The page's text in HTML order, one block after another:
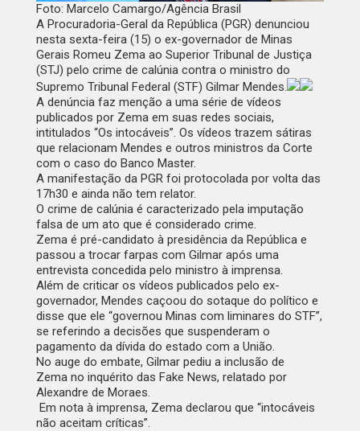
Foto: Marcelo Camargo/Agência Brasil
A Procuradoria-Geral da República (PGR) denunciou
nesta sexta-feira (15) o ex-governador de Minas
Gerais Romeu Zema ao Superior Tribunal de Justiça
(STJ) pelo crime de calúnia contra o ministro do
Supremo Tribunal Federal (STF) Gilmar Mendes.
A denúncia faz menção a uma série de vídeos
publicados por Zema em suas redes sociais,
intitulados “Os intocáveis”. Os vídeos trazem sátiras
que relacionam Mendes e outros ministros da Corte
com o caso do Banco Master.
A manifestação da PGR foi protocolada por volta das
17h30 e ainda não tem relator.
O crime de calúnia é caracterizado pela imputação
falsa de um ato que é considerado crime.
Zema é pré-candidato à presidência da República e
passou a trocar farpas com Gilmar após uma
entrevista concedida pelo ministro à imprensa.
Além de criticar os vídeos publicados pelo ex-
governador, Mendes caçoou do sotaque do político e
disse que ele “governou Minas com liminares do STF”,
se referindo a decisões que suspenderam o
pagamento da dívida do estado com a União.
No auge do embate, Gilmar pediu a inclusão de
Zemano inquérito das Fake News, relatado por
Alexandre de Moraes.
Em nota à imprensa, Zema declarou que “intocáveis
não aceitam críticas”.